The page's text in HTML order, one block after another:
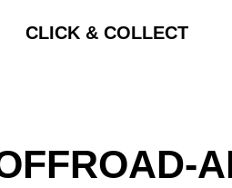
CLICK & COLLECT